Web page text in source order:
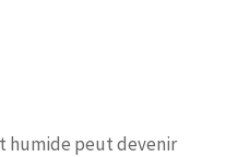
humide peut devenir